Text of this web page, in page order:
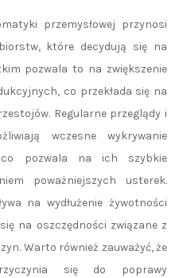
przemysłowej przynosi
które decydują się na
pozwala to na zwiększenie
co przekłada się na
Regularne przeglądy i
wczesne wykrywanie
co pozwala na ich szybkie
poważniejszych usterek.
na wydłużenie żywotności
na oszczędności związane z
Warto również zauważyć, że
się do poprawy